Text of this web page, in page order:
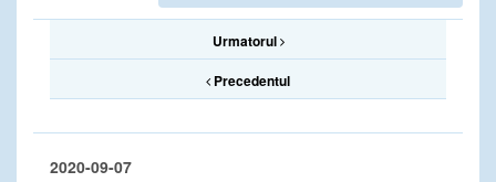
Urmatorul
Precedentul
2020-09-07